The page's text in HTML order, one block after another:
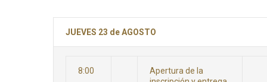
JUEVES 23 de AGOSTO
8:00
Apertura de la